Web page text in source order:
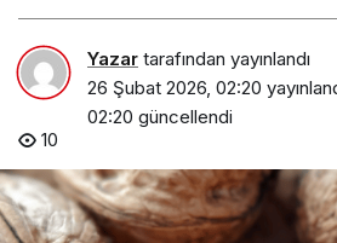
Yazar tarafından yayınlandı
26 Şubat 2026, 02:20
02:20 güncellendi
10